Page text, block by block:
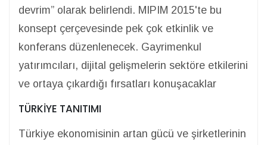
devrim” olarak belirlendi. MIPIM 2015'te bu
konsept çerçevesinde pek çok etkinlik ve
konferans düzenlenecek. Gayrimenkul
yatırımcıları, dijital gelişmelerin sektöre etkilerini
ve ortaya çıkardığı fırsatları konuşacaklar
TÜRKİYE TANITIMI
Türkiye ekonomisinin artan gücü ve şirketlerinin